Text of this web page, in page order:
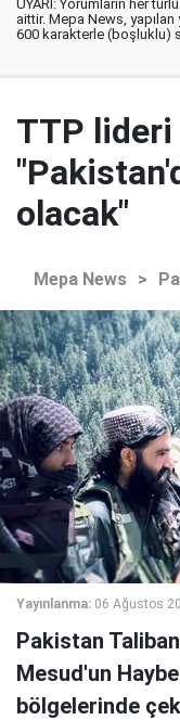
UYARI: Yorumların her
aittir. Mepa News,
600 karakterle (boşluklu)
TTP lideri
olacak"
Mepa News >
Yayınlanma: 06 Ağustos
Pakistan
Mesud'un
bölgelerinde